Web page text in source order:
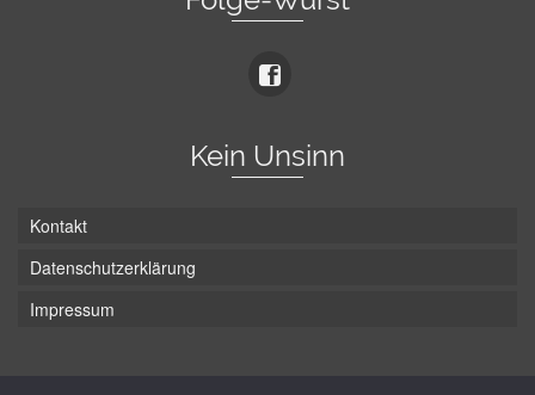
Kein Unsinn
Kontakt
Datenschutzerklärung
Impressum